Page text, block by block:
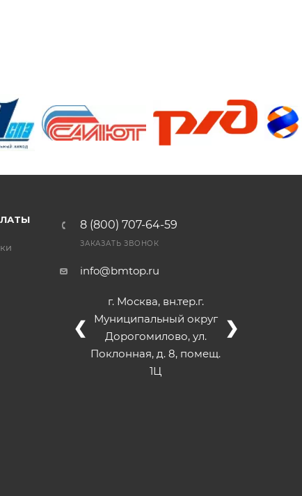
8 (800) 707-64-59
ЗАКАЗАТЬ ЗВОНОК
info@bmtop.ru
г. Москва, вн.тер.г.
Муниципальный округ
Дорогомилово, ул.
Поклонная, д. 8, помещ.
1Ц
❮ ❯